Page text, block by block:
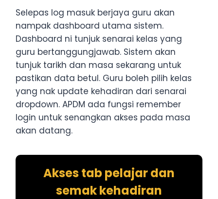
Selepas log masuk berjaya guru akan
nampak dashboard utama sistem.
Dashboard ni tunjuk senarai kelas yang
guru bertanggungjawab. Sistem akan
tunjuk tarikh dan masa sekarang untuk
pastikan data betul. Guru boleh pilih kelas
yang nak update kehadiran dari senarai
dropdown. APDM ada fungsi remember
login untuk senangkan akses pada masa
akan datang.
Akses tab pelajar dan
semak kehadiran